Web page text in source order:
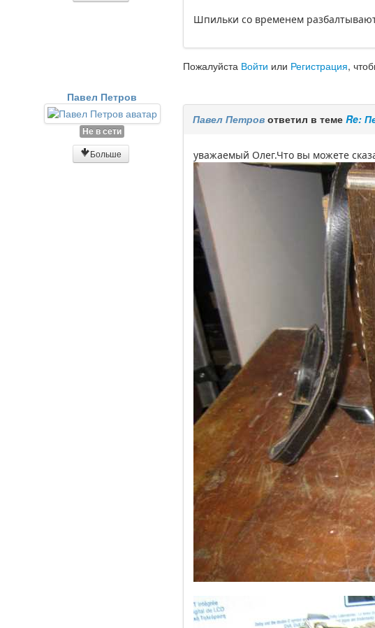
Шпильки со временем
Пожалуйста Войти или Регистрация,
Павел Петров
Не в сети
Больше
Павел Петров ответил в темеRe:
уважаемый Олег.Что вы можете